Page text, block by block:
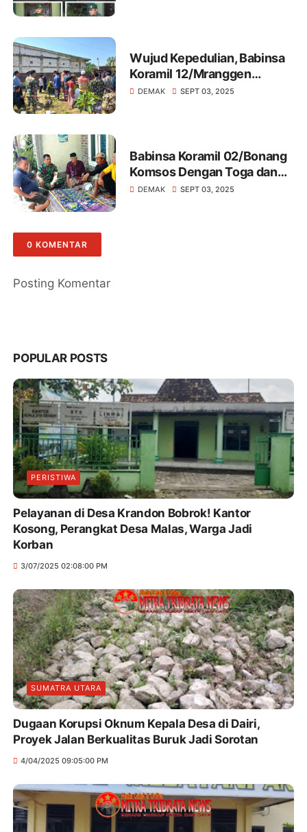
Wujud Kepedulian, Babinsa
Koramil 12/Mranggen
Melakukan Takziah Warga
DEMAK SEPT 03, 2025
Babinsa Koramil 02/Bonang
Komsos Dengan Toga dan
Tomas Di Wilayah Binaan
DEMAK SEPT 03, 2025
0 KOMENTAR
Posting Komentar
POPULAR POSTS
PERISTIWA
Pelayanan di Desa Krandon Bobrok! Kantor
Kosong, Perangkat Desa Malas, Warga Jadi
Korban
3/07/2025 02:08:00 PM
SUMATRA UTARA
Dugaan Korupsi Oknum Kepala Desa di Dairi,
Proyek Jalan Berkualitas Buruk Jadi Sorotan
4/04/2025 09:05:00 PM